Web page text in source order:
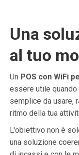
Una
al tuo
Un POS con WiFi
essere utile
semplice da usare,
ritmo della tua
L’obiettivo non è
una soluzione